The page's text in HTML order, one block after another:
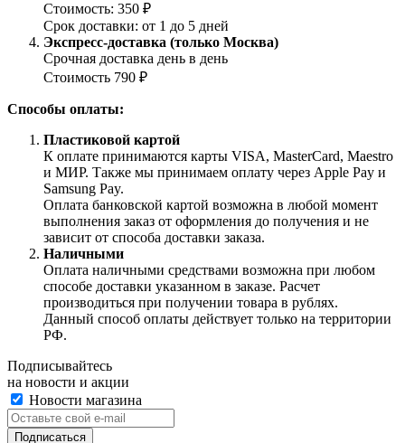
Стоимость: 350 ₽
Срок доставки: от 1 до 5 дней
Экспресс-доставка (только Москва)
Срочная доставка день в день
Стоимость 790 ₽
Способы оплаты:
Пластиковой картой
К оплате принимаются карты VISA, MasterCard, Maestro
и МИР. Также мы принимаем оплату через Apple Pay и
Samsung Pay.
Оплата банковской картой возможна в любой момент
выполнения заказ от оформления до получения и не
зависит от способа доставки заказа.
Наличными
Оплата наличными средствами возможна при любом
способе доставки указанном в заказе. Расчет
производиться при получении товара в рублях.
Данный способ оплаты действует только на территории
РФ.
Подписывайтесь
на новости и акции
Новости магазина